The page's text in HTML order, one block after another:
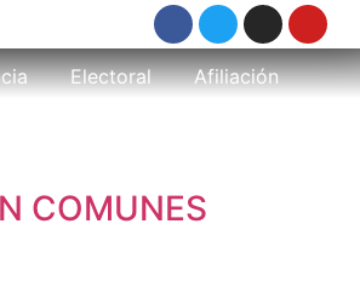
Electoral Afiliación
COMUNES